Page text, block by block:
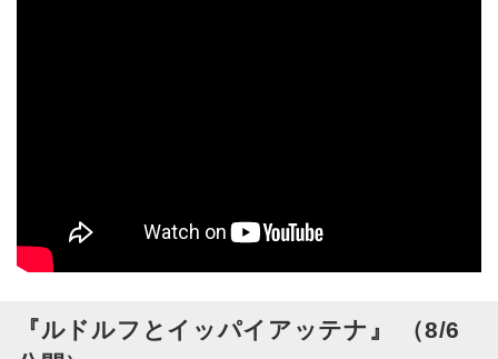
『ルドルフとイッパイアッテナ』 （8/6